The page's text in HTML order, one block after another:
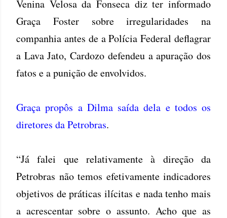
Venina Velosa da Fonseca diz ter informado
Graça Foster sobre irregularidades na
companhia antes de a Polícia Federal deflagrar
a Lava Jato, Cardozo defendeu a apuração dos
fatos e a punição de envolvidos.
Graça propôs a Dilma saída dela e todos os
diretores da Petrobras.
“Já falei que relativamente à direção da
Petrobras não temos efetivamente indicadores
objetivos de práticas ilícitas e nada tenho mais
a acrescentar sobre o assunto. Acho que as